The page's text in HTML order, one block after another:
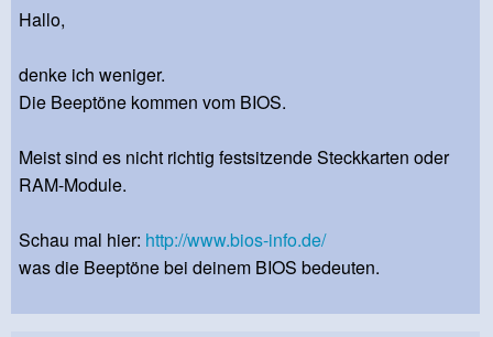
Hallo,
denke ich weniger.
Die Beeptöne kommen vom BIOS.
Meist sind es nicht richtig festsitzende Steckkarten oder
RAM-Module.
Schau mal hier: http://www.bios-info.de/
was die Beeptöne bei deinem BIOS bedeuten.